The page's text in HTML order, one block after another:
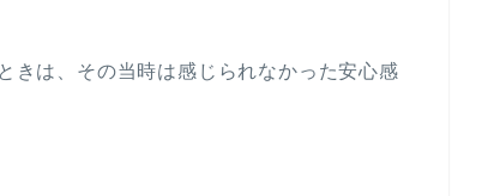
きは、その当時は感じられなかった安心感